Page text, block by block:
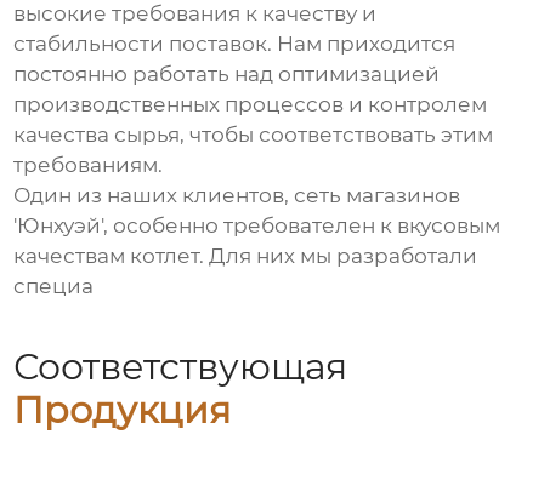
высокие требования к качеству и
стабильности поставок. Нам приходится
постоянно работать над оптимизацией
производственных процессов и контролем
качества сырья, чтобы соответствовать этим
требованиям.
Один из наших клиентов, сеть магазинов
'Юнхуэй', особенно требователен к вкусовым
качествам котлет. Для них мы разработали
специа
Соответствующая
Продукция